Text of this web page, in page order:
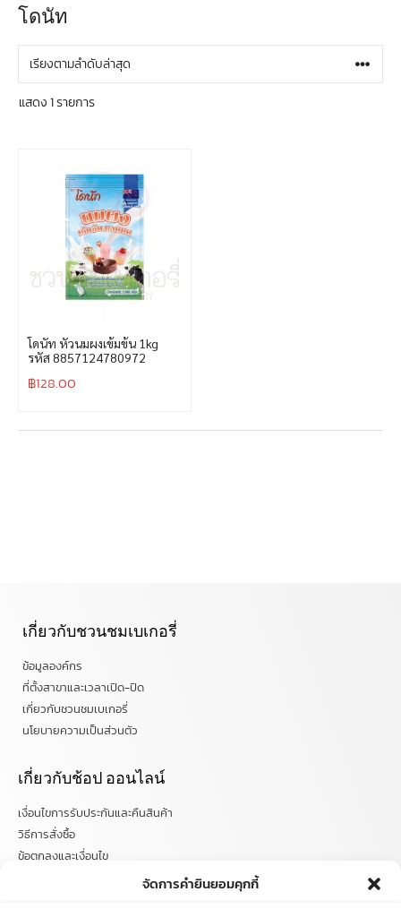
จัดการคำยินยอมคุกกี้
โดนัท
แสดง 1 รายการ
โดนัท หัวนมผงเข้มข้น 1kg
รหัส 8857124780972
฿128.00
เกี่ยวกับชวนชมเบเกอรี่
ข้อมูลองค์กร
ที่ตั้งสาขาและเวลาเปิด-ปิด
เกี่ยวกับชวนชมเบเกอรี่
นโยบายความเป็นส่วนตัว
เกี่ยวกับช้อป ออนไลน์
เงื่อนไขการรับประกันและคืนสินค้า
วิธีการสั่งซื้อ
ข้อตกลงและเงื่อนไข